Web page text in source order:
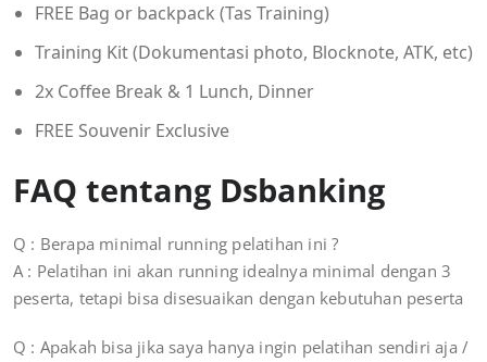
FREE Bag or backpack (Tas Training)
Training Kit (Dokumentasi photo, Blocknote, ATK, etc)
2x Coffee Break & 1 Lunch, Dinner
FREE Souvenir Exclusive
FAQ tentang Dsbanking
Q : Berapa minimal running pelatihan ini ?
A : Pelatihan ini akan running idealnya minimal dengan 3
peserta, tetapi bisa disesuaikan dengan kebutuhan peserta
Q : Apakah bisa jika saya hanya ingin pelatihan sendiri aja /